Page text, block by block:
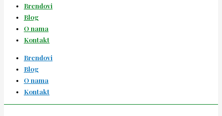
Brendovi
Blog
O nama
Kontakt
Brendovi
Blog
O nama
Kontakt